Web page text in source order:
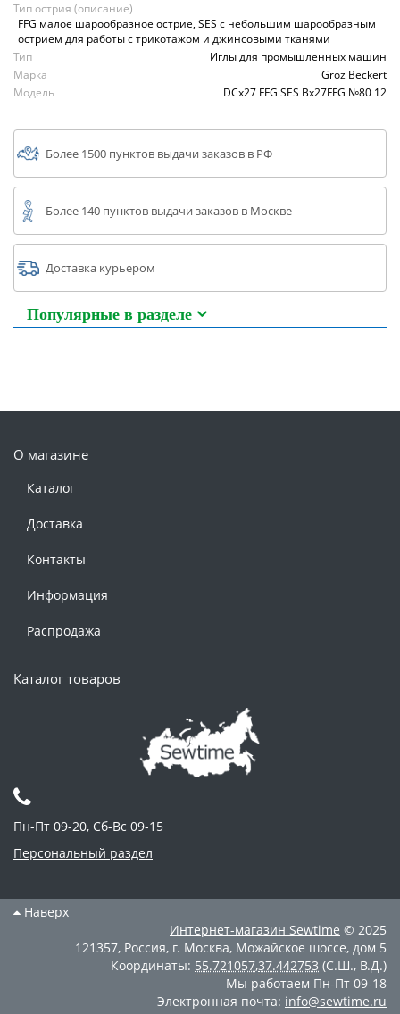
Тип острия (описание)
FFG малое шарообразное острие, SES с небольшим шарообразным
острием для работы с трикотажом и джинсовыми тканями
Тип
Иглы для промышленных машин
Марка
Groz Beckert
Модель
DCx27 FFG SES Bx27FFG №80 12
Более 1500 пунктов выдачи заказов в РФ
Более 140 пунктов выдачи заказов в Москве
Доставка курьером
Популярные в разделе
О магазине
Каталог
Доставка
Контакты
Информация
Распродажа
Каталог товаров
Пн-Пт 09-20, Сб-Вс 09-15
Персональный раздел
Наверх
Интернет-магазин Sewtime © 2025
121357, Россия, г. Москва, Можайское шоссе, дом 5
Координаты: 55.721057,37.442753 (С.Ш., В.Д.)
Мы работаем Пн-Пт 09-18
Электронная почта: info@sewtime.ru